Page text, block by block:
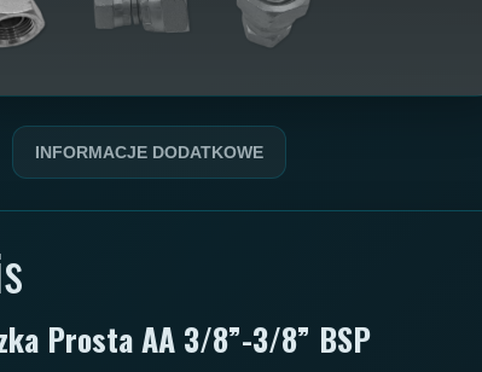
INFORMACJE DODATKOWE
Prosta AA 3/8”-3/8” BSP